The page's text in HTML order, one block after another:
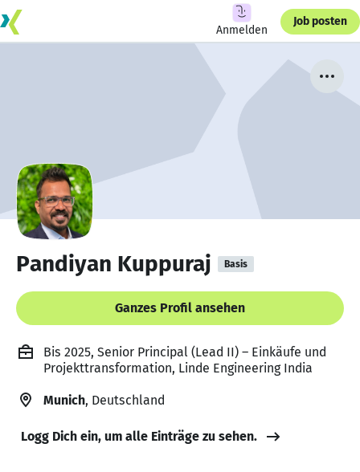
Anmelden
Job posten
Pandiyan Kuppuraj Basis
Ganzes Profil ansehen
Bis 2025, Senior Principal (Lead II) – Einkäufe und
Projekttransformation, Linde Engineering India
Munich, Deutschland
Logg Dich ein, um alle Einträge zu sehen.